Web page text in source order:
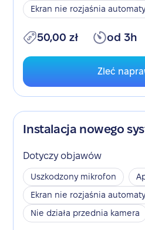
Ekran nie rozjaśnia
50,00 zł od 3h
Zleć
Instalacja nowego
Dotyczy objawów
Uszkodzony mikrofon
Ekran nie rozjaśnia
Nie działa przednia kamera